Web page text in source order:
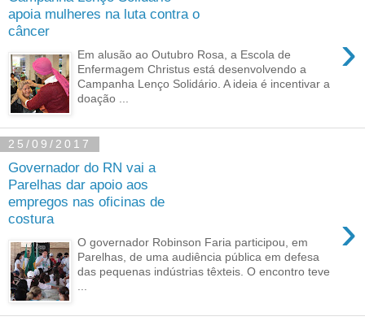
apoia mulheres na luta contra o
câncer
›
Em alusão ao Outubro Rosa, a Escola de
Enfermagem Christus está desenvolvendo a
Campanha Lenço Solidário. A ideia é incentivar a
doação ...
25/09/2017
Governador do RN vai a
Parelhas dar apoio aos
empregos nas oficinas de
costura
›
O governador Robinson Faria participou, em
Parelhas, de uma audiência pública em defesa
das pequenas indústrias têxteis. O encontro teve